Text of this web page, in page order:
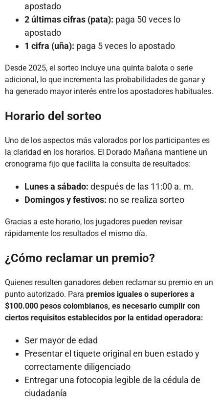
apostado
2 últimas cifras (pata): paga 50 veces lo
apostado
1 cifra (uña): paga 5 veces lo apostado
Desde 2025, el sorteo incluye una quinta balota o serie
adicional, lo que incrementa las probabilidades de ganar y
ha generado mayor interés entre los apostadores habituales.
Horario del sorteo
Uno de los aspectos más valorados por los participantes es
la claridad en los horarios. El Dorado Mañana mantiene un
cronograma fijo que facilita la consulta de resultados:
Lunes a sábado: después de las 11:00 a. m.
Domingos y festivos: no se realiza sorteo
Gracias a este horario, los jugadores pueden revisar
rápidamente los resultados el mismo día.
¿Cómo reclamar un premio?
Quienes resulten ganadores deben reclamar su premio en un
punto autorizado. Para premios iguales o superiores a
$100.000 pesos colombianos, es necesario cumplir con
ciertos requisitos establecidos por la entidad operadora:
Ser mayor de edad
Presentar el tiquete original en buen estado y
correctamente diligenciado
Entregar una fotocopia legible de la cédula de
ciudadanía